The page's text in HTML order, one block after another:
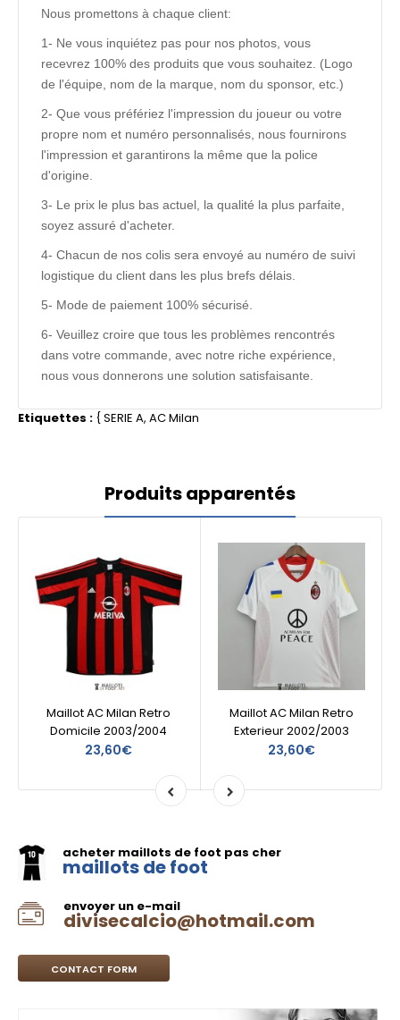
Nous promettons à chaque client:
1- Ne vous inquiétez pas pour nos photos, vous
recevrez 100% des produits que vous souhaitez. (Logo
de l'équipe, nom de la marque, nom du sponsor, etc.)
2- Que vous préfériez l'impression du joueur ou votre
propre nom et numéro personnalisés, nous fournirons
l'impression et garantirons la même que la police
d'origine.
3- Le prix le plus bas actuel, la qualité la plus parfaite,
soyez assuré d'acheter.
4- Chacun de nos colis sera envoyé au numéro de suivi
logistique du client dans les plus brefs délais.
5- Mode de paiement 100% sécurisé.
6- Veuillez croire que tous les problèmes rencontrés
dans votre commande, avec notre riche expérience,
nous vous donnerons une solution satisfaisante.
Etiquettes : {SERIE A, AC Milan
Produits apparentés
Maillot AC Milan Retro
Domicile 2003/2004
23,60€
Maillot AC Milan Retro
Exterieur 2002/2003
23,60€
acheter maillots de foot pas cher
maillots de foot
envoyer un e-mail
divisecalcio@hotmail.com
CONTACT FORM